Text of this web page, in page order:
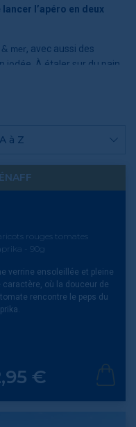
l’apéro en deux
mer, avec aussi des
iodée. À étaler sur du pain,
à Z
rouges tomates
- 90g
verrine ensoleillée et pleine
caractère, où la douceur de
tomate rencontre le peps du
€